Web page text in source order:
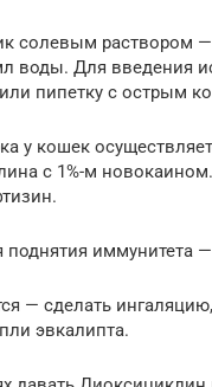
солевым раствором
воды. Для введения
пипетку с острым
у кошек
с 1%-м
поднятия иммунитета
— сделать
эвкалипта.